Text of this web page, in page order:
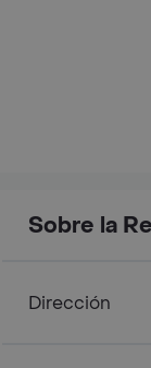
Sobre la
Dirección